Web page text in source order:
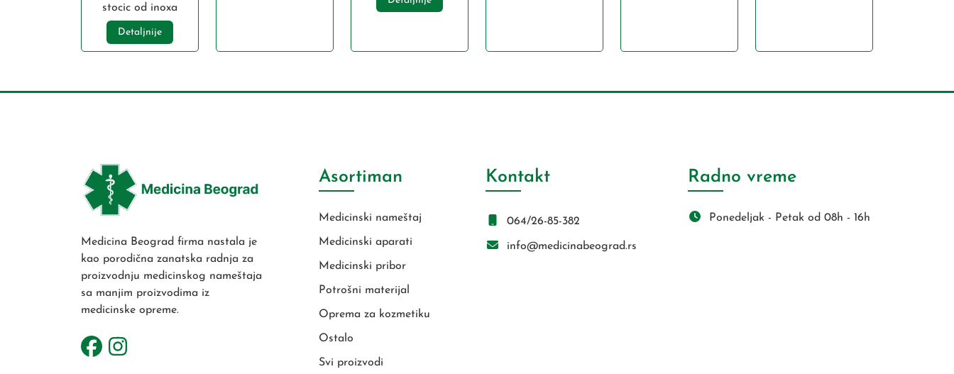
stocic od inoxa
Detaljnije
Medicina Beograd firma nastala je
kao porodična zanatska radnja za
proizvodnju medicinskog nameštaja
sa manjim proizvodima iz
medicinske opreme.
Asortiman
Medicinski nameštaj
Medicinski aparati
Medicinski pribor
Potrošni materijal
Oprema za kozmetiku
Ostalo
Svi proizvodi
Kontakt
064/26-85-382
info@medicinabeograd.rs
Radno vreme
Ponedeljak - Petak od 08h - 16h